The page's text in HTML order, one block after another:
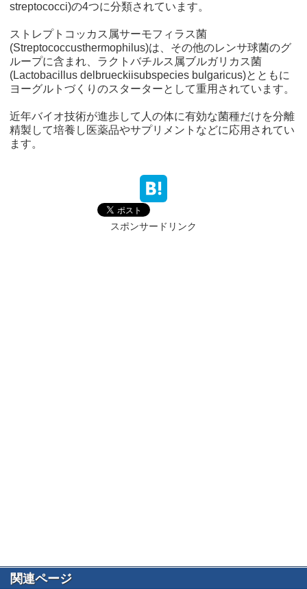
streptococci)の4つに分類されています。
ストレプトコッカス属サーモフィラス菌
(Streptococcusthermophilus)は、その他のレンサ球菌のグ
ループに含まれ、ラクトバチルス属ブルガリカス菌
(Lactobacillus delbrueckiisubspecies bulgaricus)とともに
ヨーグルトづくりのスターターとして重用されています。
近年バイオ技術が進歩して人の体に有効な菌種だけを分離
精製して培養し医薬品やサプリメントなどに応用されてい
ます。
スポンサードリンク
関連ページ